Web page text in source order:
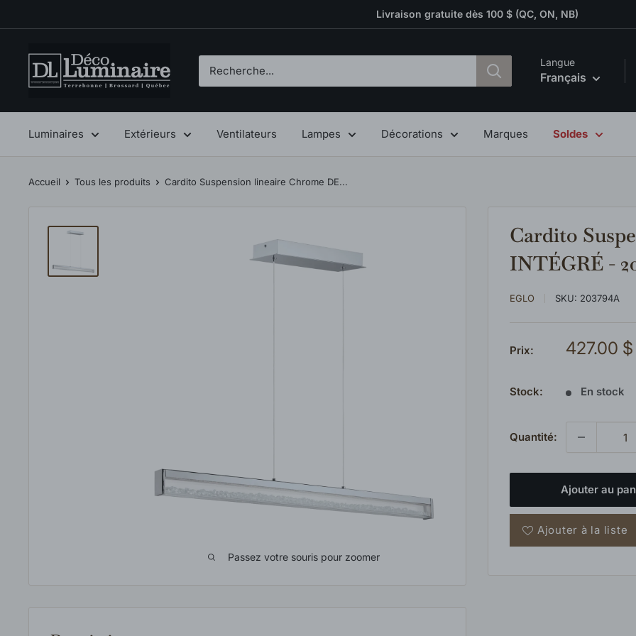
au
Livraison gratuite dès 100 $ (QC, ON, NB)
Déco
Luminaire
Langue
Français
Luminaires Extérieurs Ventilateurs Lampes Décorations Marques Soldes
Accueil Tous les produits Cardito Suspension lineaire Chrome DE...
Passez votre souris pour zoomer
Cardito
INTÉGRÉ -
EGLO SKU: 203794A
Prix:
Prix
427.00 $
Stock: En stock
Quantité:
Ajouter au
Ajouter à la liste